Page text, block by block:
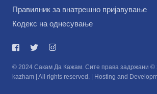
Правилник за внатрешно пријавување
Кодекс на однесување
© 2024 Сакам Да Кажам. Сите права задржани ©
kazham | All rights reserved. | Hosting and